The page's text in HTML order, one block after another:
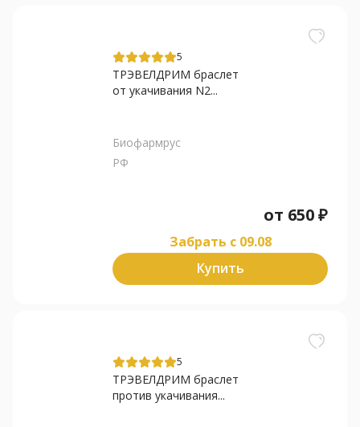
5
ТРЭВЕЛДРИМ браслет
от укачивания N2...
Биофармрус
РФ
от 650₽
Забрать c 09.08
Купить
5
ТРЭВЕЛДРИМ браслет
против укачивания...